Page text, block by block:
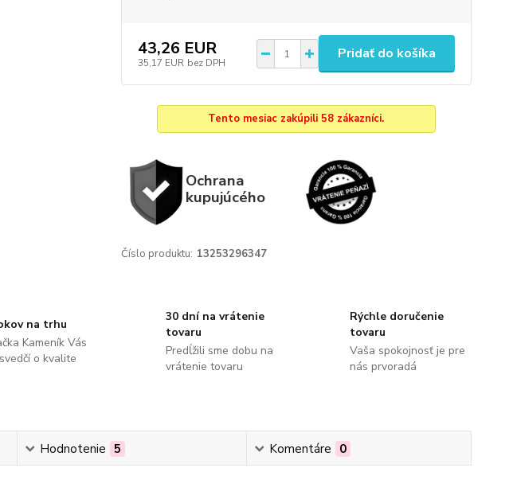
43,26 EUR
35,17 EUR bez DPH
Pridať do košíka
Tento mesiac zakúpili 58 zákazníci.
Ochrana
kupujúcého
Číslo produktu: 13253296347
na trhu
Kameník Vás
o kvalite
30 dní na vrátenie
tovaru
Predĺžili sme dobu na
vrátenie tovaru
Rýchle doručenie
tovaru
Vaša spokojnosť je pre
nás prvoradá
Hodnotenie 5 Komentáre 0